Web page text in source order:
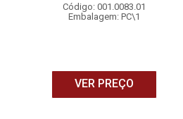
Código: 001.0083.01
Embalagem: PC\1
VER PREÇO